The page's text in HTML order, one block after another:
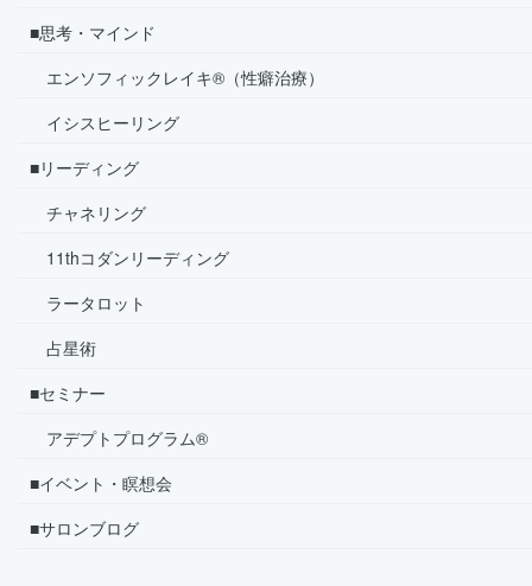
■思考・マインド
エンソフィックレイキ®（性癖治療）
イシスヒーリング
■リーディング
チャネリング
11thコダンリーディング
ラータロット
占星術
■セミナー
アデプトプログラム®
■イベント・瞑想会
■サロンブログ